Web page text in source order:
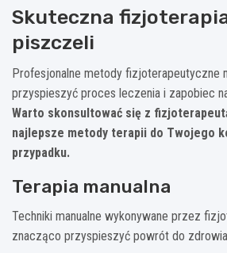
Skuteczna
piszczeli
Profesjonalne metody fizjoterapeutyczne
przyspieszyć proces leczenia i zapobiec
Warto skonsultować się z
najlepsze metody terapii do Twojego
przypadku.
Terapia manualna
Techniki manualne wykonywane przez
znacząco przyspieszyć powrót do